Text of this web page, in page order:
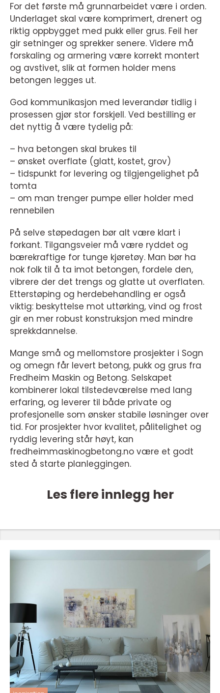
For det første må grunnarbeidet være i orden.
Underlaget skal være komprimert, drenert og
riktig oppbygget med pukk eller grus. Feil her
gir setninger og sprekker senere. Videre må
forskaling og armering være korrekt montert
og avstivet, slik at formen holder mens
betongen legges ut.
God kommunikasjon med leverandør tidlig i
prosessen gjør stor forskjell. Ved bestilling er
det nyttig å være tydelig på:
– hva betongen skal brukes til
– ønsket overflate (glatt, kostet, grov)
– tidspunkt for levering og tilgjengelighet på
tomta
– om man trenger pumpe eller holder med
rennebilen
På selve støpedagen bør alt være klart i
forkant. Tilgangsveier må være ryddet og
bærekraftige for tunge kjøretøy. Man bør ha
nok folk til å ta imot betongen, fordele den,
vibrere der det trengs og glatte ut overflaten.
Etterstøping og herdebehandling er også
viktig: beskyttelse mot uttørking, vind og frost
gir en mer robust konstruksjon med mindre
sprekkdannelse.
Mange små og mellomstore prosjekter i Sogn
og omegn får levert betong, pukk og grus fra
Fredheim Maskin og Betong. Selskapet
kombinerer lokal tilstedeværelse med lang
erfaring, og leverer til både private og
profesjonelle som ønsker stabile løsninger over
tid. For prosjekter hvor kvalitet, pålitelighet og
ryddig levering står høyt, kan
fredheimmaskinogbetong.no være et godt
sted å starte planleggingen.
Les flere innlegg her